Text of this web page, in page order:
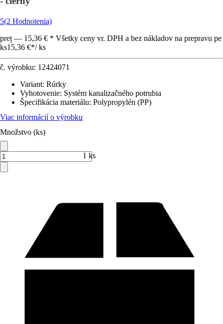
5(2 Hodnotenia)
preț — 15,36 € * Všetky ceny vr. DPH a bez nákladov na prepravu pe
ks15,36 €*/ ks
č. výrobku: 12424071
Variant: Rúrky
Vyhotovenie: Systém kanalizačného potrubia
Špecifikácia materiálu: Polypropylén (PP)
Viac informácií o výrobku
Množstvo (ks)
1 ks